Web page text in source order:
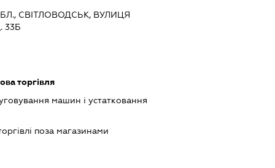
СВІТЛОВОДСЬК, ВУЛИЦЯ
33Б
торгівля
машин і устатковання
поза магазинами